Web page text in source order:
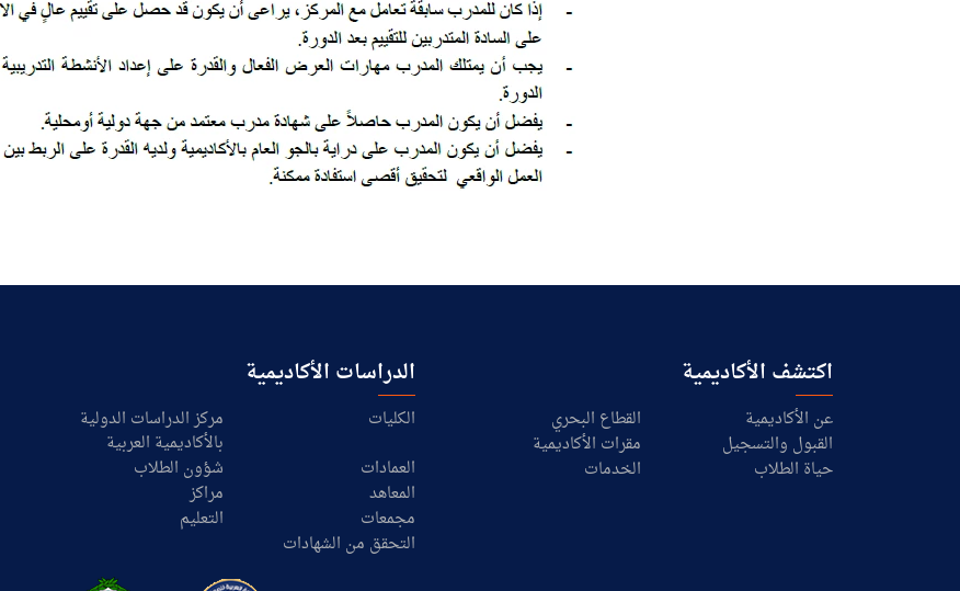
اكتشف الأكاديمية
عن الأكاديمية
القطاع البحري
القبول والتسجيل
مقرات الأكاديمية
حياة الطلاب
الخدمات
الدراسات الأكاديمية
الكليات
مركز الدراسات الدولية
بالأكاديمية العربية
العمادات
شؤون الطلاب
المعاهد
مراكز
مجمعات
التعليم
التحقق من الشهادات